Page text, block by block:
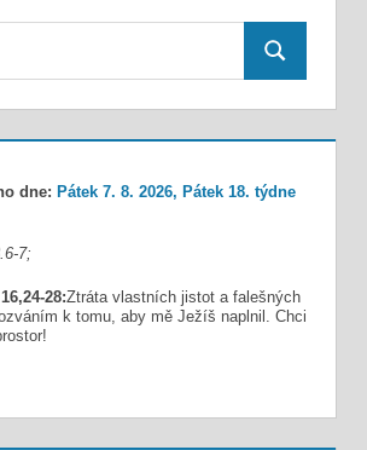
Search
dne: Pátek 7. 8. 2026, Pátek 18. týdne
7;
28:Ztráta vlastních jistot a falešných
k tomu, aby mě Ježíš naplnil. Chci